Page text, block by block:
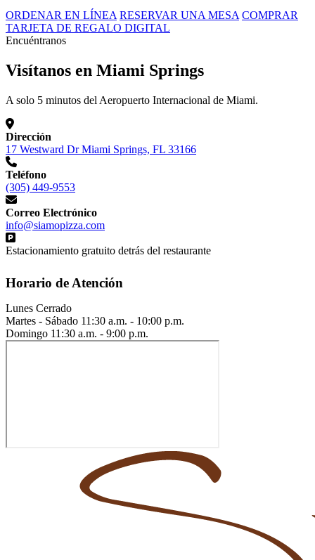
ORDENAR EN LÍNEA RESERVAR UNA MESA COMPRAR
TARJETA DE REGALO DIGITAL
Encuéntranos
Visítanos en Miami Springs
A solo 5 minutos del Aeropuerto Internacional de Miami.
Dirección
17 Westward Dr Miami Springs, FL 33166
Teléfono
(305) 449-9553
Correo Electrónico
info@siamopizza.com
Estacionamiento gratuito detrás del restaurante
Horario de Atención
Lunes Cerrado
Martes - Sábado 11:30 a.m. - 10:00 p.m.
Domingo 11:30 a.m. - 9:00 p.m.